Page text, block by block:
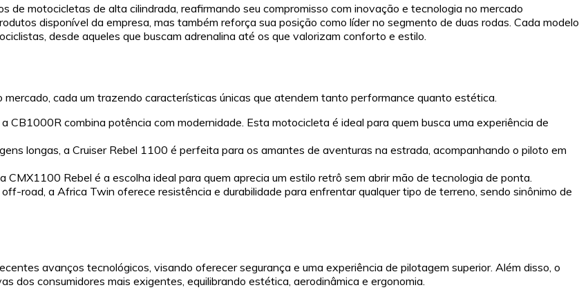
de motocicletas de alta cilindrada, reafirmando seu compromisso com inovação e tecnologia no mercado
disponível da empresa, mas também reforça sua posição como líder no segmento de duas rodas. Cada modelo
desde aqueles que buscam adrenalina até os que valorizam conforto e estilo.
cada um trazendo características únicas que atendem tanto performance quanto estética.
CB1000R combina potência com modernidade. Esta motocicleta é ideal para quem busca uma experiência de
longas, a Cruiser Rebel 1100 é perfeita para os amantes de aventuras na estrada, acompanhando o piloto em
CMX1100 Rebel é a escolha ideal para quem aprecia um estilo retrô sem abrir mão de tecnologia de ponta.
road, a Africa Twin oferece resistência e durabilidade para enfrentar qualquer tipo de terreno, sendo sinônimo de
avanços tecnológicos, visando oferecer segurança e uma experiência de pilotagem superior. Além disso, o
dos consumidores mais exigentes, equilibrando estética, aerodinâmica e ergonomia.